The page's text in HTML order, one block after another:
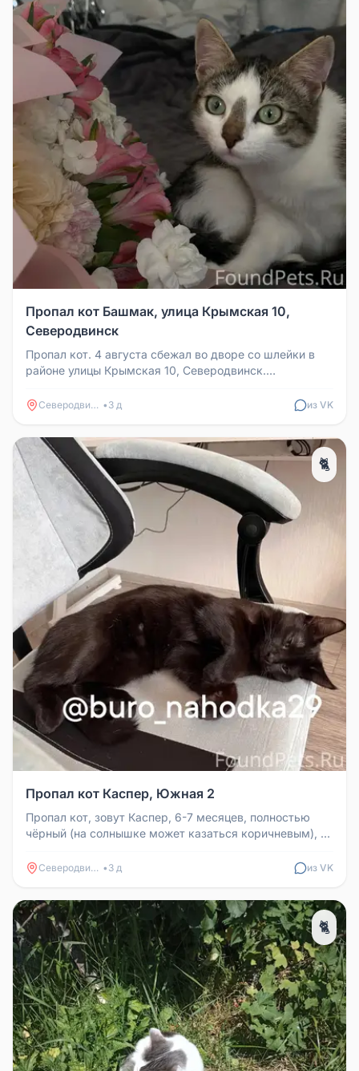
Пропал кот Башмак, улица Крымская 10,
Северодвинск
Пропал кот. 4 августа сбежал во дворе со шлейки в
районе улицы Крымская 10, Северодвинск.
Северодвинск • 3 д из VK
🐈
Пропал кот Каспер, Южная 2
Пропал кот, зовут Каспер, 6-7 месяцев, полностью
чёрный (на солнышке может казаться коричневым), на
Северодвинск • 3 д из VK
🐈